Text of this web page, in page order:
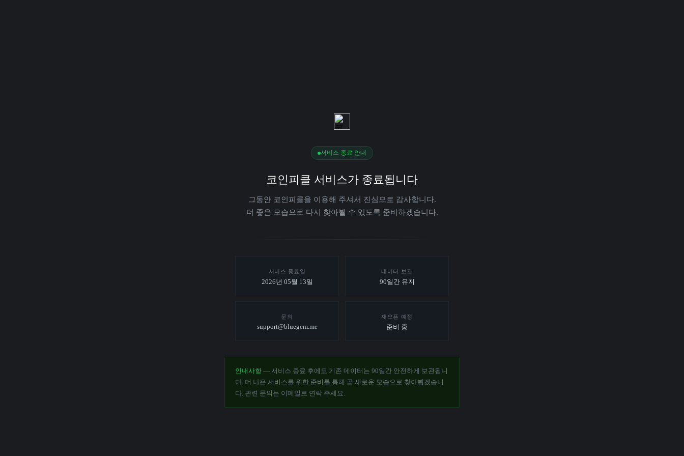
서비스 종료 안내
코인피클 서비스가 종료됩니다
그동안 코인피클을 이용해 주셔서 진심으로 감사합니다.
더 좋은 모습으로 다시 찾아뵐 수 있도록 준비하겠습니다.
서비스 종료일
2026년 05월 13일
데이터 보관
90일간 유지
문의
support@bluegem.me
재오픈 예정
준비 중
안내사항 — 서비스 종료 후에도 기존 데이터는 90일간 안전하게 보관됩니
다. 더 나은 서비스를 위한 준비를 통해 곧 새로운 모습으로 찾아뵙겠습니
다. 관련 문의는 이메일로 연락 주세요.